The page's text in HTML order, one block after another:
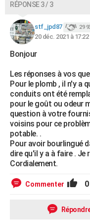
RÉPONSE 3 / 3
stf_jpd87 29
20 déc. 2021 à 17:22
Bonjour
Les réponses à vos
Pour le plomb , il n'y a
conduits ont été
pour le goût ou odeur
question à votre
voisins pour ce
potable. .
Pour avoir bourlingué
dire qu'il y a à faire .
Cordialement.
Commenter 0